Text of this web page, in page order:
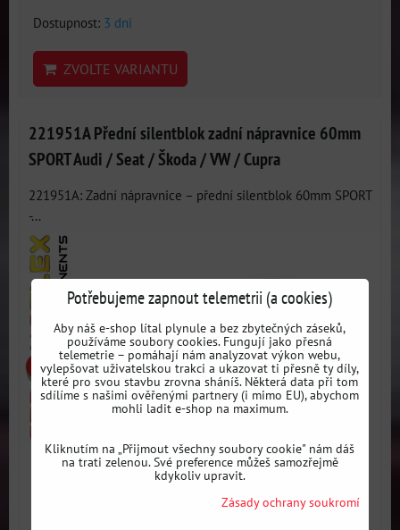
Dostupnost: 3 dni
ZVOLTE VARIANTU
221951A Přední silentblok zadní nápravnice 60mm
SPORT Audi / Seat / Škoda / VW / Cupra
221951A: Zadní nápravnice – přední silentblok 60mm SPORT
-...
Potřebujeme zapnout telemetrii (a cookies)
Aby náš e-shop lítal plynule a bez zbytečných záseků,
používáme soubory cookies. Fungují jako přesná
telemetrie – pomáhají nám analyzovat výkon webu,
vylepšovat uživatelskou trakci a ukazovat ti přesně ty díly,
které pro svou stavbu zrovna sháníš. Některá data při tom
sdílíme s našimi ověřenými partnery (i mimo EU), abychom
mohli ladit e-shop na maximum.
Kliknutím na „Přijmout všechny soubory cookie" nám dáš
na trati zelenou. Své preference můžeš samozřejmě
kdykoliv upravit.
Zásady ochrany soukromí